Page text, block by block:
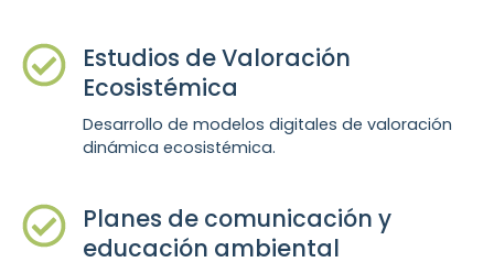
Estudios de Valoración
Ecosistémica
Desarrollo de modelos digitales de valoración
dinámica ecosistémica.
Planes de comunicación y
educación ambiental